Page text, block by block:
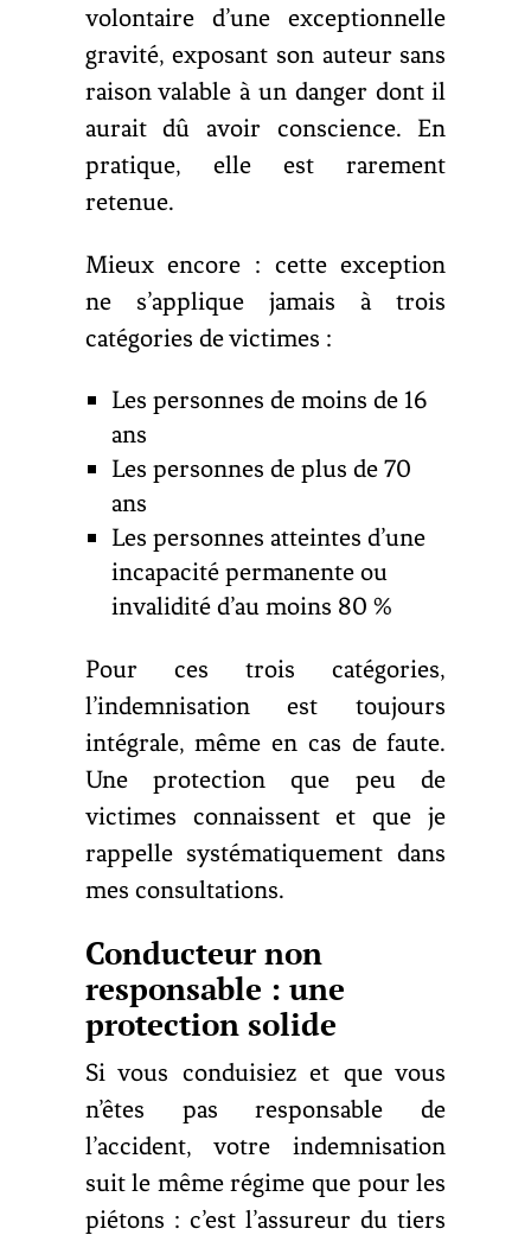
volontaire d’une exceptionnelle
gravité, exposant son auteur sans
raison valable à un danger dont il
aurait dû avoir conscience. En
pratique, elle est rarement
retenue.
Mieux encore : cette exception
ne s’applique jamais à trois
catégories de victimes :
Les personnes de moins de 16
ans
Les personnes de plus de 70
ans
Les personnes atteintes d’une
incapacité permanente ou
invalidité d’au moins 80 %
Pour ces trois catégories,
l’indemnisation est toujours
intégrale, même en cas de faute.
Une protection que peu de
victimes connaissent et que je
rappelle systématiquement dans
mes consultations.
Conducteur non
responsable : une
protection solide
Si vous conduisiez et que vous
n’êtes pas responsable de
l’accident, votre indemnisation
suit le même régime que pour les
piétons : c’est l’assureur du tiers